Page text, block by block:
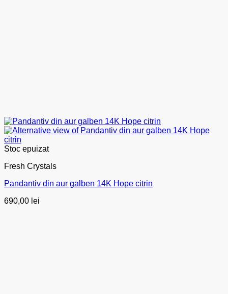
Stoc epuizat
Fresh Crystals
Pandantiv din aur galben 14K Hope citrin
690,00 lei